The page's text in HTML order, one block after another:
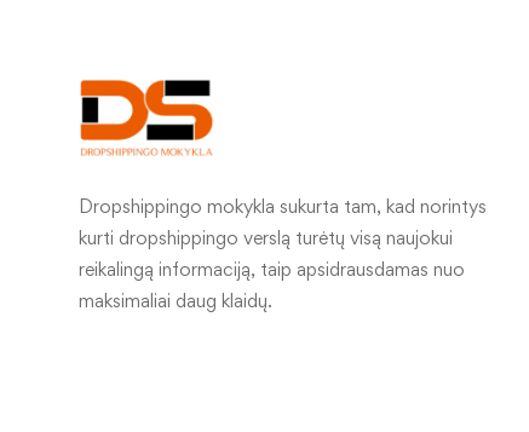
Dropshippingo mokykla sukurta tam, kad norintys
kurti dropshippingo verslą turėtų visą naujokui
reikalingą informaciją, taip apsidrausdamas nuo
maksimaliai daug klaidų.